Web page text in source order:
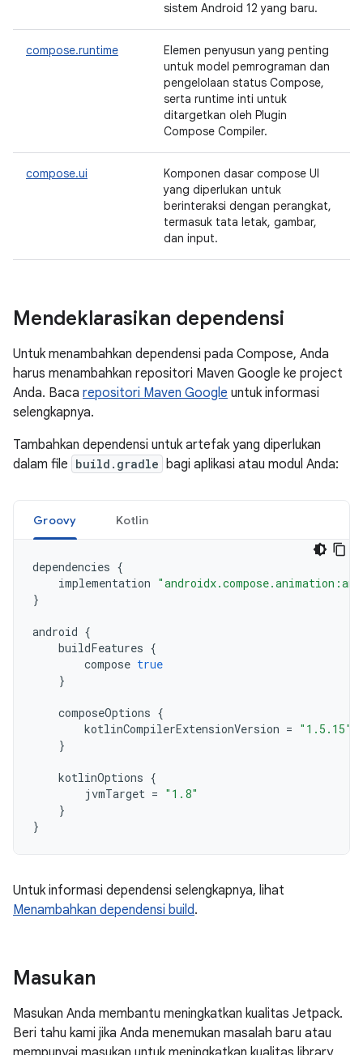
sistem Android 12 yang baru.
compose.runtime
Elemen penyusun yang penting
untuk model pemrograman dan
pengelolaan status Compose,
serta runtime inti untuk
ditargetkan oleh Plugin
Compose Compiler.
compose.ui
Komponen dasar compose UI
yang diperlukan untuk
berinteraksi dengan perangkat,
termasuk tata letak, gambar,
dan input.
Mendeklarasikan dependensi
Untuk menambahkan dependensi pada Compose, Anda
harus menambahkan repositori Maven Google ke project
Anda. Baca repositori Maven Google untuk informasi
selengkapnya.
Tambahkan dependensi untuk artefak yang diperlukan
dalam file build.gradle bagi aplikasi atau modul Anda:
Groovy Kotlin
dependencies {
implementation
}
android {
buildFeatures {
compose true
}
composeOptions {
kotlinCompilerExtensionVersion = "1.5.15"
}
kotlinOptions {
jvmTarget = "1.8"
}
}
Untuk informasi dependensi selengkapnya, lihat
Menambahkan dependensi build.
Masukan
Masukan Anda membantu meningkatkan kualitas Jetpack.
Beri tahu kami jika Anda menemukan masalah baru atau